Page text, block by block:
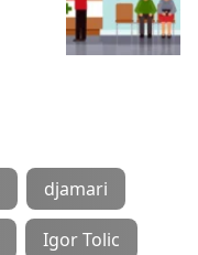
djamari
Igor Tolic